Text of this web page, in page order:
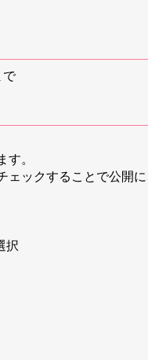
で
す。
ックすることで公開に
択